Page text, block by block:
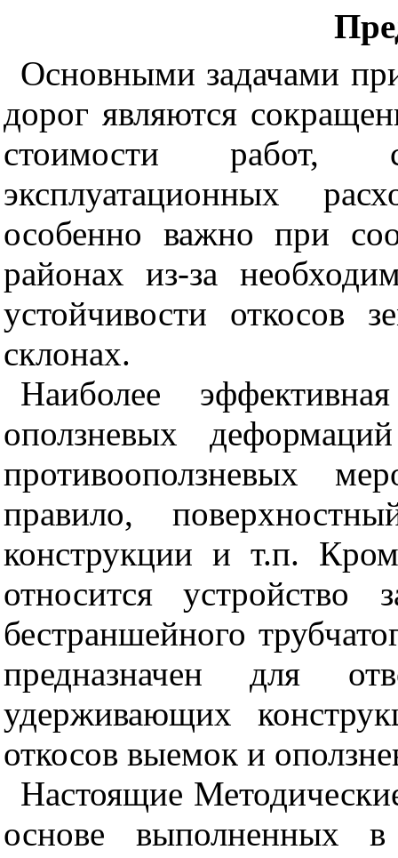
Основными задачами
дорог являются
стоимости работ,
эксплуатационных
особенно важно при
районах из-за
устойчивости откосов
склонах.
Наиболее
оползневых
противооползневых
правило,
конструкции и т.п.
относится устройство
бестраншейного
предназначен для
удерживающих
откосов выемок и
Настоящие
основе выполненных в